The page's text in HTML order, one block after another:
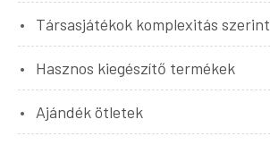
Társasjátékok komplexitás szerint
Hasznos kiegészítő termékek
Ajándék ötletek